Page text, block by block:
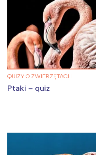
QUIZY O ZWIERZĘTACH
Ptaki – quiz